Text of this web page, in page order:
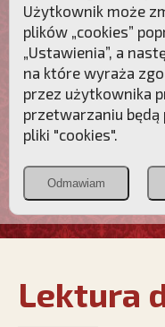
Polonia
Christiana
POZNAJ
Lektura
Użytkownik może
plików „cookies”
„Ustawienia”, a
na które wyraża
przez użytkownika
przetwarzaniu będą
pliki "cookies".
Odmawiam